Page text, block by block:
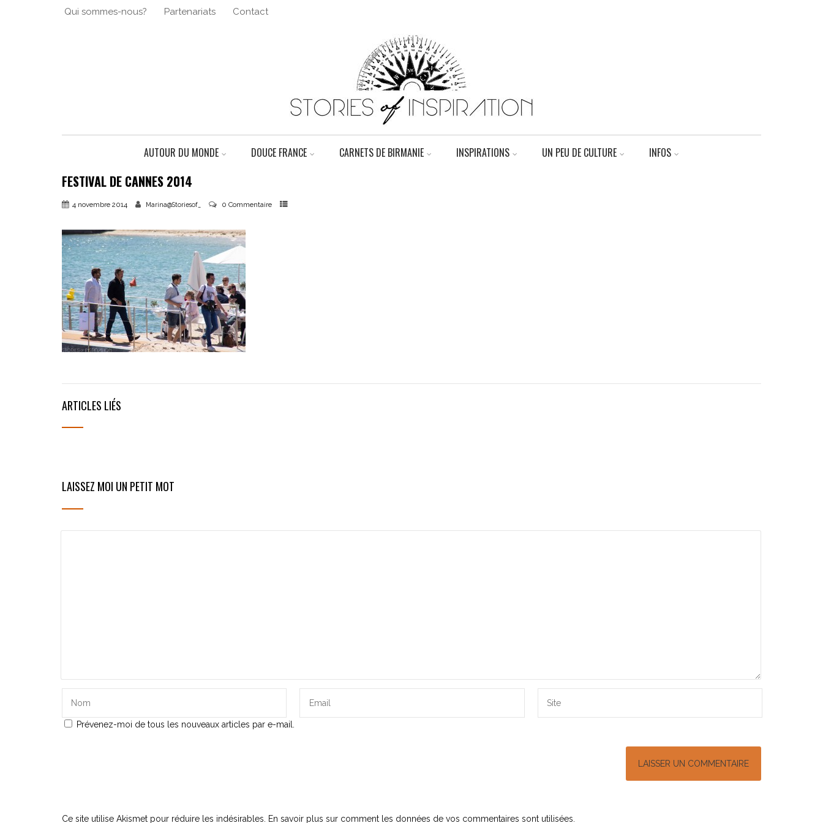
Qui sommes-nous? Partenariats Contact
AUTOUR DU MONDE DOUCE FRANCE CARNETS DE BIRMANIE INSPIRATIONS UN PEU DE CULTURE INFOS
FESTIVAL DE CANNES 2014
4 novembre 2014 Marina@Storiesof_ 0 Commentaire
ARTICLES LIÉS
LAISSEZ MOI UN PETIT MOT
Prévenez-moi de tous les nouveaux articles par e-mail.
Ce site utilise Akismet pour réduire les indésirables. En savoir plus sur comment les données de vos commentaires sont utilisées